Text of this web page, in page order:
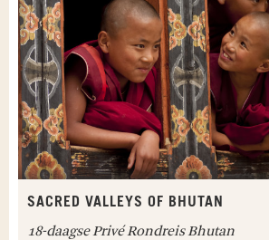
SACRED VALLEYS OF BHUTAN
18-daagse Privé Rondreis Bhutan